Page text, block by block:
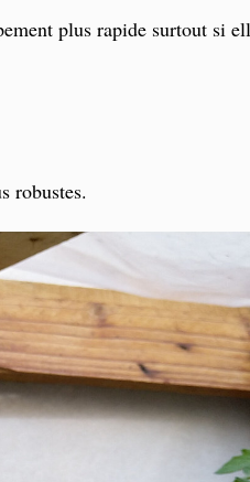
plus rapide surtout si
robustes.